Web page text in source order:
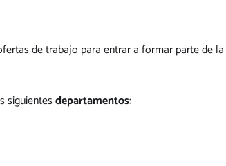
de trabajo para entrar a formar parte de
siguientesdepartamentos: